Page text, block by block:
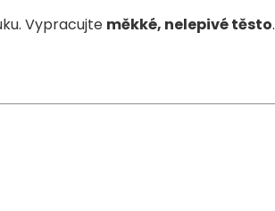
Vypracujte měkké, nelepivé těsto.